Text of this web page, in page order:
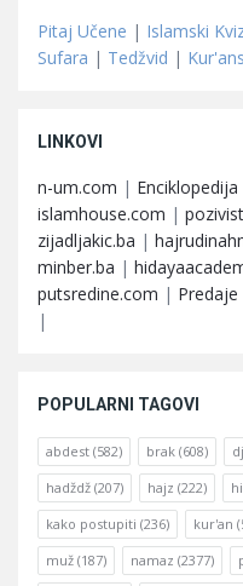
Pitaj Učene | Islamski
Sufara | Tedžvid |
LINKOVI
n-um.com |
islamhouse.com |
zijadljakic.ba |
minber.ba |
putsredine.com |
|
POPULARNI TAGOVI
abdest (582) brak (608)
hadždž (207) hajz (222)
kako postupiti (236) kur'an
muž (187) namaz (2377)